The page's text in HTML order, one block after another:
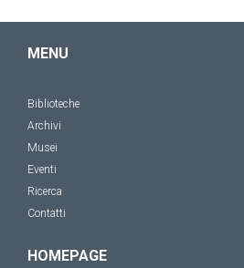
MENU
Biblioteche
Archivi
Musei
Eventi
Ricerca
Contatti
HOMEPAGE